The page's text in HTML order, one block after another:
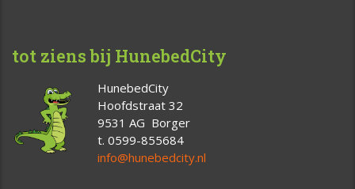
tot ziens bij HunebedCity
HunebedCity
Hoofdstraat 32
9531 AG Borger
t. 0599-855684
info@hunebedcity.nl